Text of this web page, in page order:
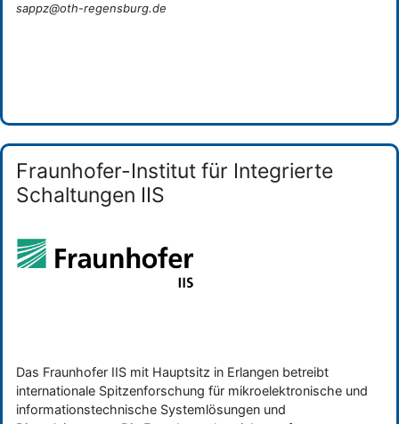
sappz@oth-regensburg.de
Fraunhofer-Institut für Integrierte
Schaltungen IIS
Das Fraunhofer IIS mit Hauptsitz in Erlangen betreibt
internationale Spitzenforschung für mikroelektronische und
informationstechnische Systemlösungen und